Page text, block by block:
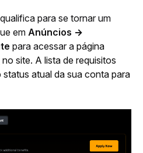
para se tornar um
em Anúncios →
para acessar a
no site. A lista de requisitos
atual da sua conta para